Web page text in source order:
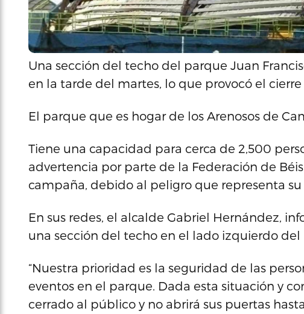
Una sección del techo del parque Juan
en la tarde del martes, lo que provocó el
El parque que es hogar de los Arenosos de
Tiene una capacidad para cerca de 2,500
advertencia por parte de la Federación de
campaña, debido al peligro que representa su
En sus redes, el alcalde Gabriel Hernández,
una sección del techo en el lado izquierdo del
“Nuestra prioridad es la seguridad de las
eventos en el parque. Dada esta situación y
cerrado al público y no abrirá sus puertas